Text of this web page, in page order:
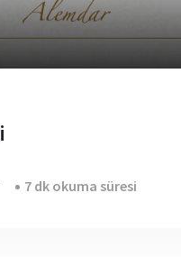
7 dk okuma süresi